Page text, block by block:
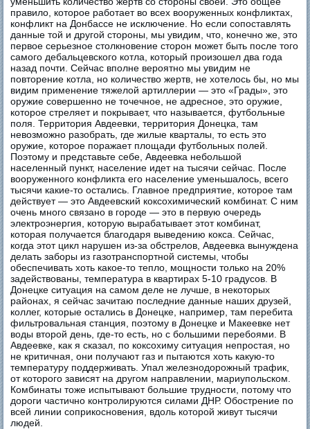
правило, которое работает во всех вооруженных конфликтах,
конфликт на Донбассе не исключение. Но если сопоставлять
данные той и другой стороны, мы увидим, что, конечно же, это
первое серьезное столкновение сторон может быть после того
самого дебальцевского котла, который произошел два года
назад почти. Сейчас вполне вероятно мы увидим не
повторение котла, но количество жертв, не хотелось бы, но мы
видим применение тяжелой артиллерии — это «Грады», это
оружие совершенно не точечное, не адресное, это оружие,
которое стреляет и покрывает, что называется, футбольные
поля. Территория Авдеевки, территория Донецка, там
невозможно разобрать, где жилые кварталы, то есть это
оружие, которое поражает площади футбольных полей.
Поэтому и представьте себе, Авдеевка небольшой
населенный пункт, население идет на тысячи сейчас. После
вооруженного конфликта его население уменьшалось, всего
тысячи какие-то остались. Главное предприятие, которое там
действует — это Авдеевский коксохимический комбинат. С ним
очень много связано в городе — это в первую очередь
электроэнергия, которую вырабатывает этот комбинат,
которая получается благодаря выведению кокса. Сейчас,
когда этот цикл нарушен из-за обстрелов, Авдеевка вынуждена
делать заборы из газотранспортной системы, чтобы
обеспечивать хоть какое-то тепло, мощности только на 20%
задействованы, температура в квартирах 5-10 градусов. В
Донецке ситуация на самом деле не лучше, в некоторых
районах, я сейчас зачитаю последние данные наших друзей,
коллег, которые остались в Донецке, например, там перебита
фильтровальная станция, поэтому в Донецке и Макеевке нет
воды второй день, где-то есть, но с большими перебоями. В
Авдеевке, как я сказал, по коксохиму ситуация непростая, но
не критичная, они получают газ и пытаются хоть какую-то
температуру поддерживать. Упал железнодорожный трафик,
от которого зависят на другом направлении, мариупольском.
Комбинаты тоже испытывают большие трудности, потому что
дороги частично контролируются силами ДНР. Обострение по
всей линии соприкосновения, вдоль которой живут тысячи
людей.